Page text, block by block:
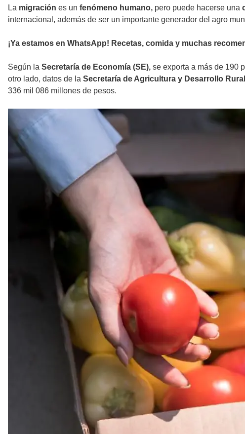
La migración es un fenómeno humano, pero puede hacerse una
internacional, además de ser un importante generador del agro
¡Ya estamos en WhatsApp! Recetas, comida y muchas
Según la Secretaría de Economía (SE), se exporta a más de 190
otro lado, datos de la Secretaría de Agricultura y Desarrollo
336 mil 086 millones de pesos.